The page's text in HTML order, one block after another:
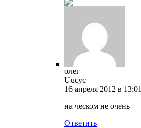
олег
Uucyc
16 апреля 2012 в 13:01
на ческом не очень
Ответить